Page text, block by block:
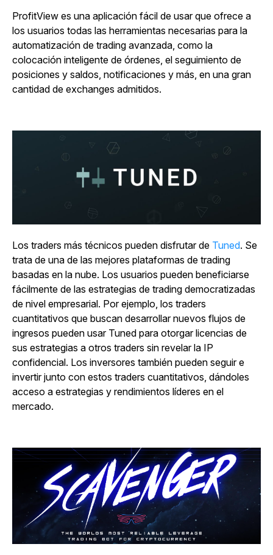
ProfitView es una aplicación fácil de usar que ofrece a
los usuarios todas las herramientas necesarias para la
automatización de trading avanzada, como la
colocación inteligente de órdenes, el seguimiento de
posiciones y saldos, notificaciones y más, en una gran
cantidad de exchanges admitidos.
Los traders más técnicos pueden disfrutar de Tuned. Se
trata de una de las mejores plataformas de trading
basadas en la nube. Los usuarios pueden beneficiarse
fácilmente de las estrategias de trading democratizadas
de nivel empresarial. Por ejemplo, los traders
cuantitativos que buscan desarrollar nuevos flujos de
ingresos pueden usar Tuned para otorgar licencias de
sus estrategias a otros traders sin revelar la IP
confidencial. Los inversores también pueden seguir e
invertir junto con estos traders cuantitativos, dándoles
acceso a estrategias y rendimientos líderes en el
mercado.